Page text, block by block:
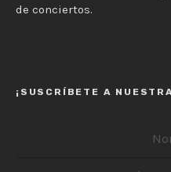
de conciertos.
¡SUSCRÍBETE A